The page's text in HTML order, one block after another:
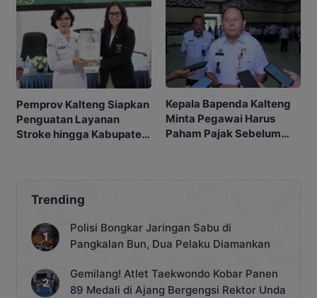
Pemprov Kalteng Siapkan
Penguatan Layanan
Stroke hingga Kabupaten
Kepala Bapenda Kalteng
Minta Pegawai Harus
Paham Pajak Sebelum
Trending
Polisi Bongkar Jaringan Sabu di
Pangkalan Bun, Dua Pelaku Diamankan
Gemilang! Atlet Taekwondo Kobar Panen
89 Medali di Ajang Bergengsi Rektor Unda